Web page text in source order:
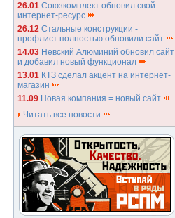
26.01 Союзкомплект обновил свой
интернет-ресурс
26.12 Стальные конструкции -
профлист полностью обновили сайт
14.03 Невский Алюминий обновил сайт
и добавил новый функционал
13.01 КТЗ сделал акцент на интернет-
магазин
11.09 Новая компания = новый сайт
Читать все новости